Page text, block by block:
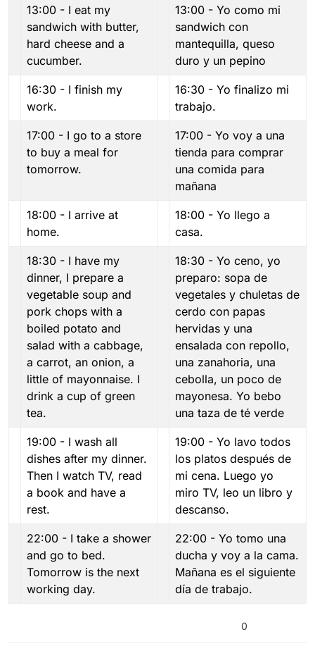
13:00 - I eat my
sandwich with butter,
hard cheese and a
cucumber.
13:00 - Yo como mi
sandwich con
mantequilla, queso
duro y un pepino
16:30 - I finish my
work.
16:30 - Yo finalizo mi
trabajo.
17:00 - I go to a store
to buy a meal for
tomorrow.
17:00 - Yo voy a una
tienda para comprar
una comida para
mañana
18:00 - I arrive at
home.
18:00 - Yo llego a
casa.
18:30 - I have my
dinner, I prepare a
vegetable soup and
pork chops with a
boiled potato and
salad with a cabbage,
a carrot, an onion, a
little of mayonnaise. I
drink a cup of green
tea.
18:30 - Yo ceno, yo
preparo: sopa de
vegetales y chuletas de
cerdo con papas
hervidas y una
ensalada con repollo,
una zanahoria, una
cebolla, un poco de
mayonesa. Yo bebo
una taza de té verde
19:00 - I wash all
dishes after my dinner.
Then I watch TV, read
a book and have a
rest.
19:00 - Yo lavo todos
los platos después de
mi cena. Luego yo
miro TV, leo un libro y
descanso.
22:00 - I take a shower
and go to bed.
Tomorrow is the next
working day.
22:00 - Yo tomo una
ducha y voy a la cama.
Mañana es el siguiente
día de trabajo.
0